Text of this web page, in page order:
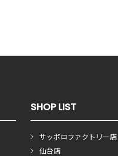
SHOP LIST
サッポロファクトリー店
仙台店